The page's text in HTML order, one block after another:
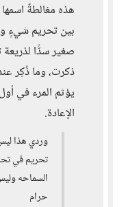
بين تحريم شيءٍ
صغير سدًّا لذريعة
ذكرت، وما ذُكِر
يؤثم المرء في
الإعادة.
وردي هذا
تحريم في
السماحه
حرام